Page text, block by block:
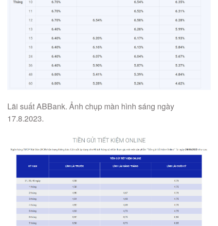
Lãi suất ABBank. Ảnh chụp màn hình sáng ngày
17.8.2023.